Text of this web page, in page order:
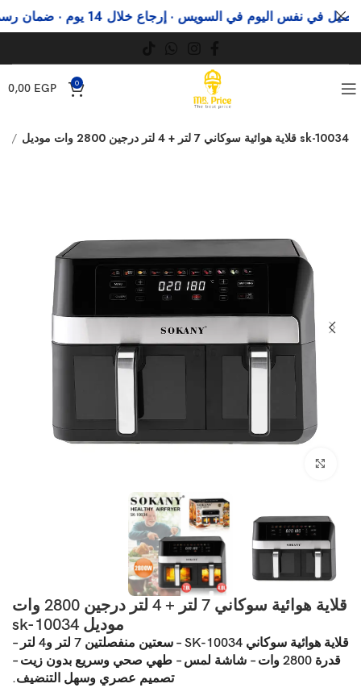
0
0,00 EGP
قلاية هوائية سوكاني 7 لتر + 4 لتر درجين 2800 وات موديل sk-10034
قلاية هوائية سوكاني 7 لتر + 4 لتر درجين 2800 وات
موديل sk-10034
قلاية هوائية سوكاني SK-10034 – سعتين منفصلتين 7 لتر و4 لتر –
قدرة 2800 وات – شاشة لمس – طهي صحي وسريع بدون زيت –
تصميم عصري وسهل التنضيف.
في نفس اليوم في السويس · إرجاع خلال 14 يوم · ضمان رسمي